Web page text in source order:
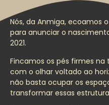
Nós, da Anmiga, ecoamos
para anunciar o
2021.
Fincamos os pés firmes
com o olhar voltado ao
não basta ocupar os
transformar essas